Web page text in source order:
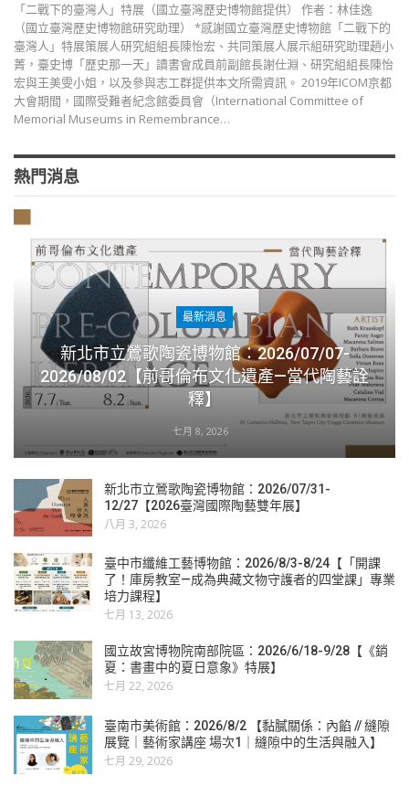
「二戰下的臺灣人」特展（國立臺灣歷史博物館提供） 作者：林佳逸
（國立臺灣歷史博物館研究助理） *感謝國立臺灣歷史博物館「二戰下的
臺灣人」特展策展人研究組組長陳怡宏、共同策展人展示組研究助理趙小
菁，臺史博「歷史那一天」讀書會成員前副館長謝仕淵、研究組組長陳怡
宏與王美雯小姐，以及參與志工群提供本文所需資訊。 2019年ICOM京都
大會期間，國際受難者紀念館委員會（International Committee of
Memorial Museums in Remembrance…
熱門消息
最新消息
新北市立鶯歌陶瓷博物館：2026/07/07-
2026/08/02【前哥倫布文化遺產—當代陶藝詮
釋】
七月 8, 2026
新北市立鶯歌陶瓷博物館：2026/07/31-
12/27【2026臺灣國際陶藝雙年展】
八月 3, 2026
臺中市纖維工藝博物館：2026/8/3-8/24【「開課
了！庫房教室—成為典藏文物守護者的四堂課」專業
培力課程】
七月 13, 2026
國立故宮博物院南部院區：2026/6/18-9/28【《銷
夏：書畫中的夏日意象》特展】
七月 22, 2026
臺南市美術館：2026/8/2 【黏膩關係：內餡 // 縫隙
展覽｜藝術家講座 場次1｜縫隙中的生活與融入】
七月 29, 2026